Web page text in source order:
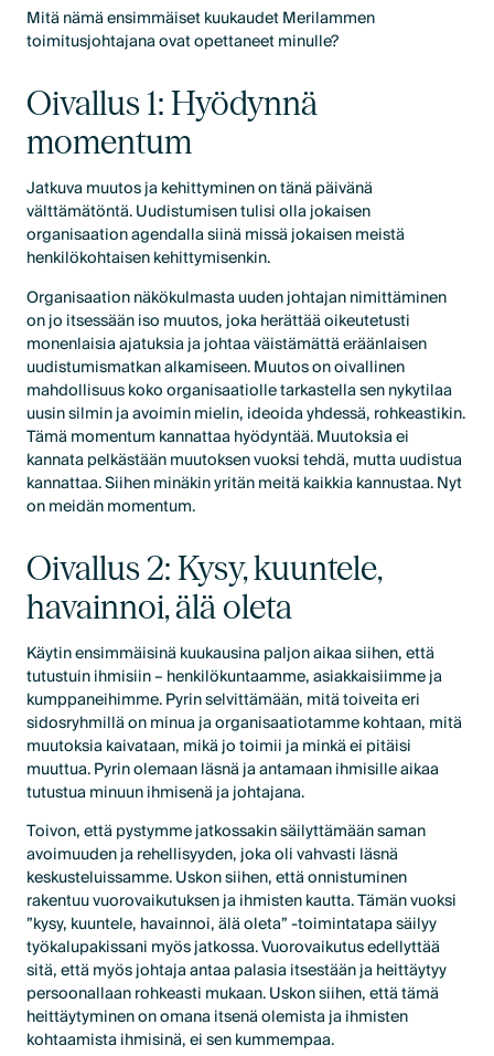
Mitä nämä ensimmäiset kuukaudet Merilammen
toimitusjohtajana ovat opettaneet minulle?
Oivallus 1: Hyödynnä
momentum
Jatkuva muutos ja kehittyminen on tänä päivänä
välttämätöntä. Uudistumisen tulisi olla jokaisen
organisaation agendalla siinä missä jokaisen meistä
henkilökohtaisen kehittymisenkin.
Organisaation näkökulmasta uuden johtajan nimittäminen
on jo itsessään iso muutos, joka herättää oikeutetusti
monenlaisia ajatuksia ja johtaa väistämättä eräänlaisen
uudistumismatkan alkamiseen. Muutos on oivallinen
mahdollisuus koko organisaatiolle tarkastella sen nykytilaa
uusin silmin ja avoimin mielin, ideoida yhdessä, rohkeastikin.
Tämä momentum kannattaa hyödyntää. Muutoksia ei
kannata pelkästään muutoksen vuoksi tehdä, mutta uudistua
kannattaa. Siihen minäkin yritän meitä kaikkia kannustaa. Nyt
on meidän momentum.
Oivallus 2: Kysy, kuuntele,
havainnoi, älä oleta
Käytin ensimmäisinä kuukausina paljon aikaa siihen, että
tutustuin ihmisiin – henkilökuntaamme, asiakkaisiimme ja
kumppaneihimme. Pyrin selvittämään, mitä toiveita eri
sidosryhmillä on minua ja organisaatiotamme kohtaan, mitä
muutoksia kaivataan, mikä jo toimii ja minkä ei pitäisi
muuttua. Pyrin olemaan läsnä ja antamaan ihmisille aikaa
tutustua minuun ihmisenä ja johtajana.
Toivon, että pystymme jatkossakin säilyttämään saman
avoimuuden ja rehellisyyden, joka oli vahvasti läsnä
keskusteluissamme. Uskon siihen, että onnistuminen
rakentuu vuorovaikutuksen ja ihmisten kautta. Tämän vuoksi
”kysy, kuuntele, havainnoi, älä oleta” -toimintatapa säilyy
työkalupakissani myös jatkossa. Vuorovaikutus edellyttää
sitä, että myös johtaja antaa palasia itsestään ja heittäytyy
persoonallaan rohkeasti mukaan. Uskon siihen, että tämä
heittäytyminen on omana itsenä olemista ja ihmisten
kohtaamista ihmisinä, ei sen kummempaa.